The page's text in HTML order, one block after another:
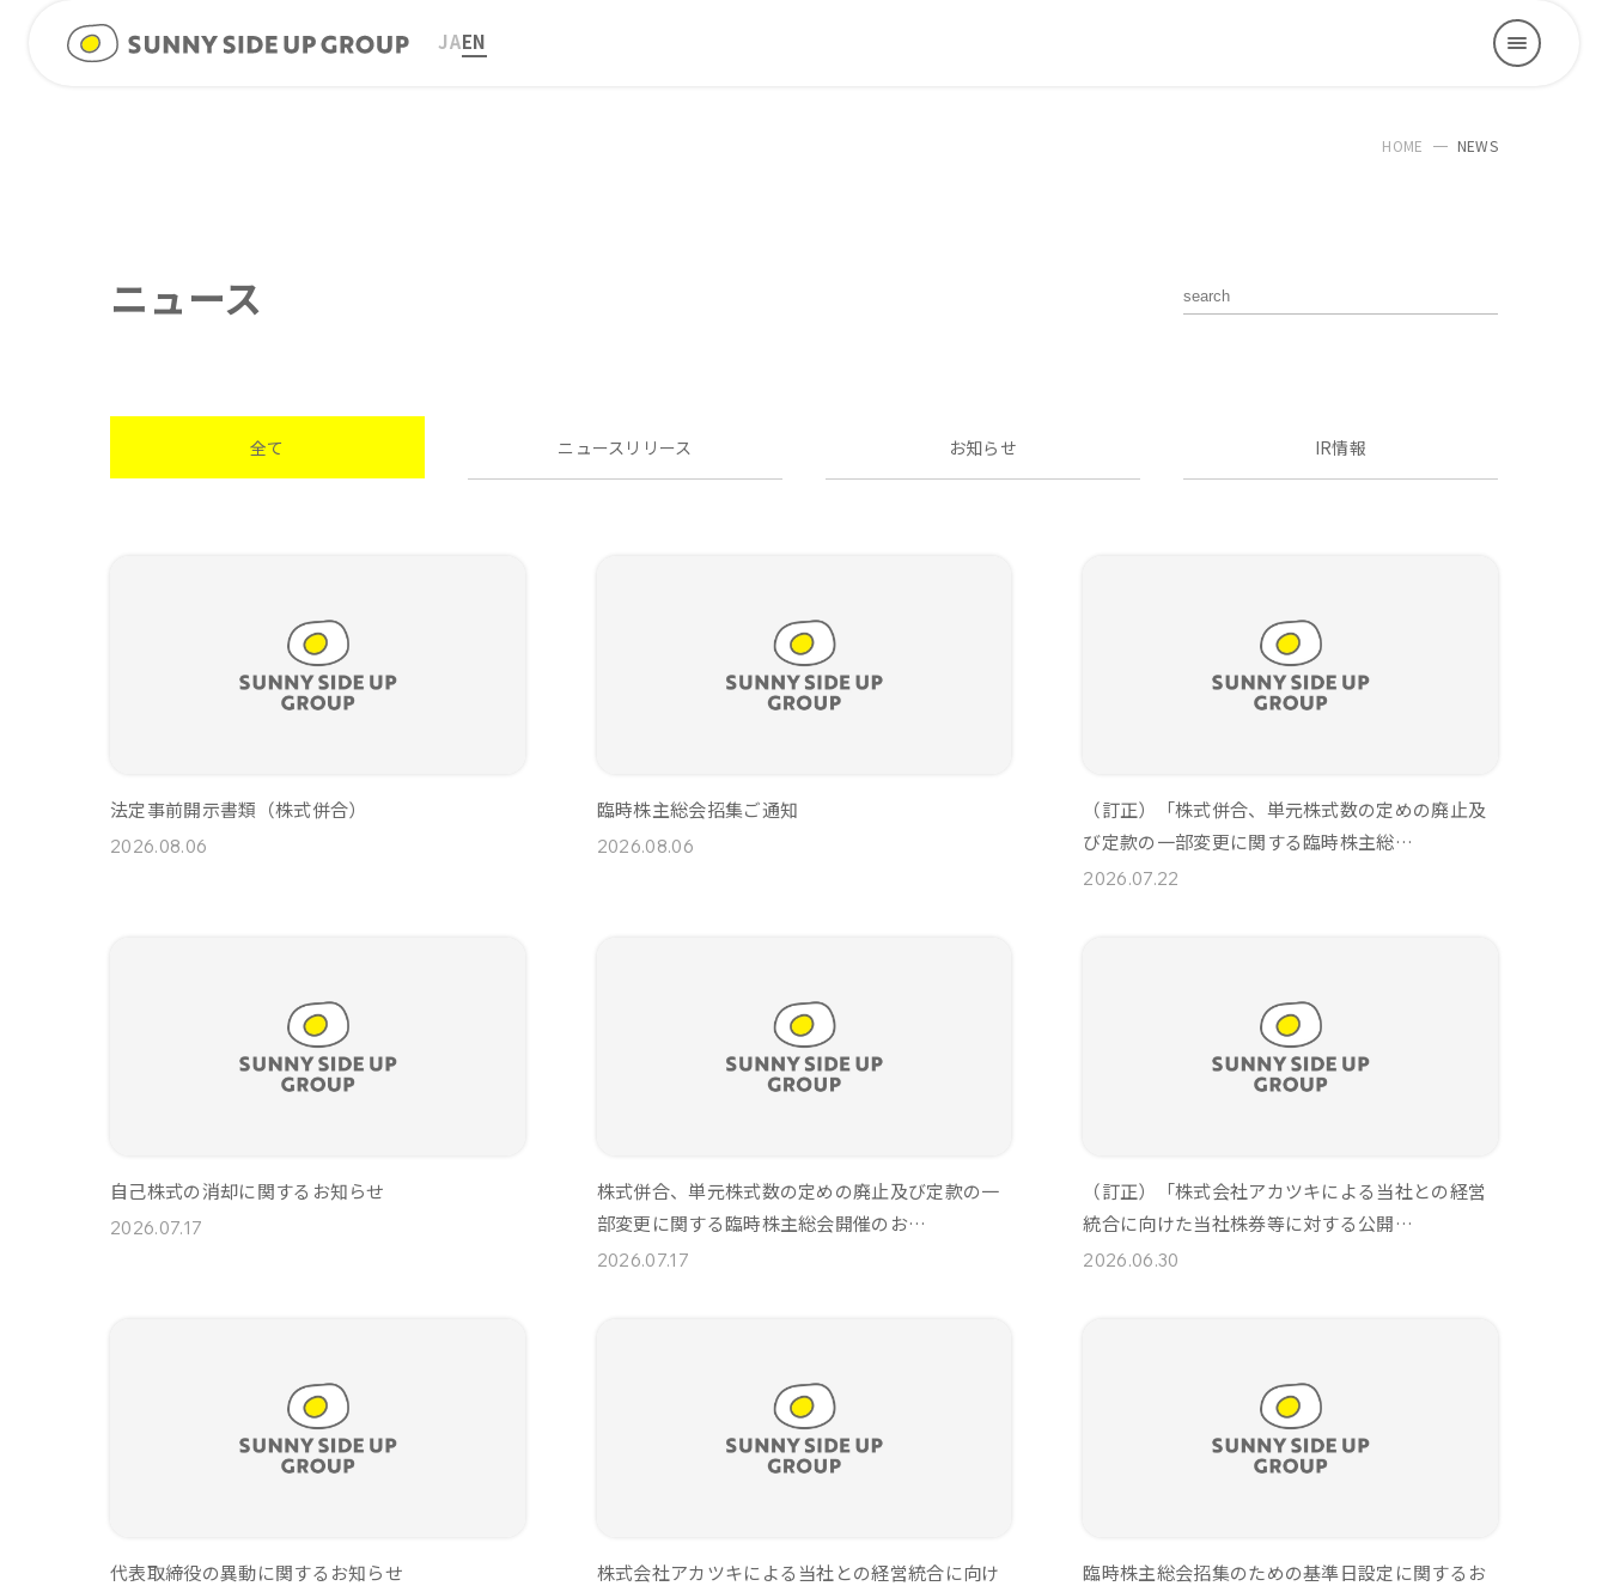
JAEN
HOME NEWS
ニュース
全て ニュースリリース お知らせ IR情報
法定事前開示書類（株式併合）
2026.08.06
臨時株主総会招集ご通知
2026.08.06
（訂正）「株式併合、単元株式数の定めの廃止及
び定款の一部変更に関する臨時株主総…
2026.07.22
自己株式の消却に関するお知らせ
2026.07.17
株式併合、単元株式数の定めの廃止及び定款の一
部変更に関する臨時株主総会開催のお…
2026.07.17
（訂正）「株式会社アカツキによる当社との経営
統合に向けた当社株券等に対する公開…
2026.06.30
代表取締役の異動に関するお知らせ
株式会社アカツキによる当社との経営統合に向け
臨時株主総会招集のための基準日設定に関するお